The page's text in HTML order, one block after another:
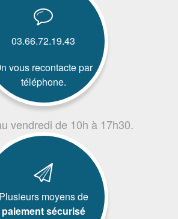
03.66.72.19.43
vous recontacte par
téléphone.
vendredi de 10h à 17h30.
Plusieurs moyens de
paiement sécurisé